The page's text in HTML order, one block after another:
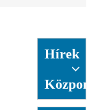
Hírek
Központ